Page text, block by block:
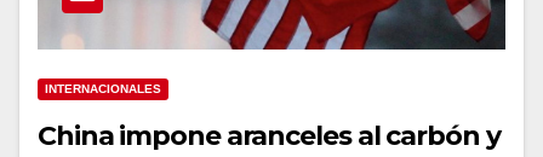
INTERNACIONALES
China impone aranceles al carbón y